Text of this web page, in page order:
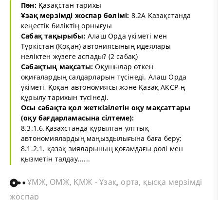
Пән: Қазақстан тарихы
Ұзақ мерзімді жоспар бөлімі: 8.2А Қазақстанда
кеңестік биліктің орнығуы
Сабақ тақырыбы:Алаш Орда үкіметі мен
Түркістан (Қоқан) автониясының идеялары
неліктен жүзеге аспады? (2 сабақ)
Сабақтың мақсаты: Оқушылар өткен
оқиғалардың салдарларын түсінеді. Алаш Орда
үкіметі, Қоқан автономиясы және Қазақ АКСР-ң
құрылу тарихын түсінеді.
Осы сабақта қол жеткізілетін оқу мақсаттары
(оқу бағдарламасына сілтеме):
8.3.1.6.Қазахстанда құрылған ұлттық
автономиялардың маңыздылығына баға беру;
8.1.2.1. қазақ зияларының қоғамдағы рөлі мен
қызметін талдау......
ҰМЖ, ОМЖ, ҚМЖ - Ұзақ, орта, қысқа мерзімді
жоспар